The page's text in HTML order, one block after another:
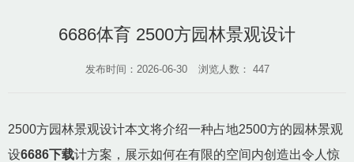
6686体育 2500方园林景观设计
发布时间：2026-06-30 浏览人数： 447
2500方园林景观设计本文将介绍一种占地2500方的园林景观
设6686下载计方案，展示如何在有限的空间内创造出令人惊